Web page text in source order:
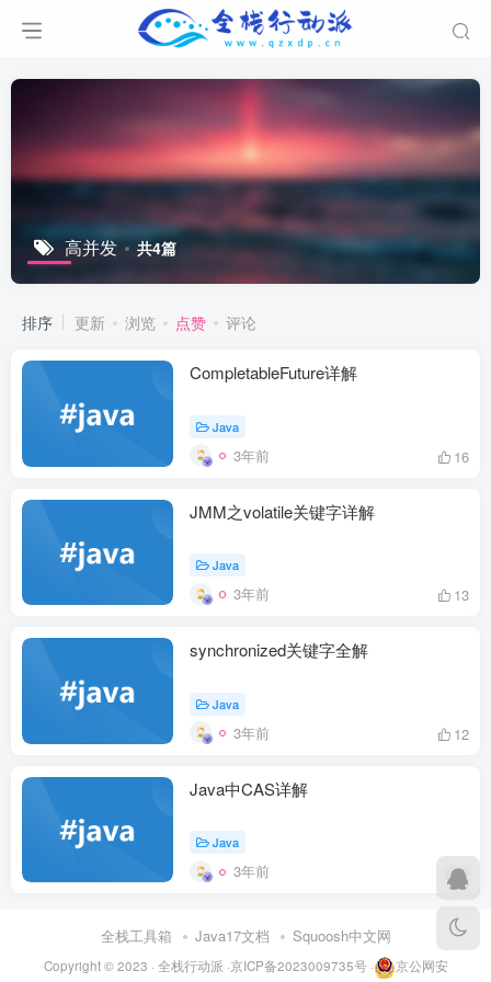
高并发 共4篇
排序 更新 浏览 点赞 评论
CompletableFuture详解
Java
3年前 16
JMM之volatile关键字详解
Java
3年前 13
synchronized关键字全解
Java
3年前 12
Java中CAS详解
Java
3年前 9
全栈工具箱 Java17文档 Squoosh中文网
Copyright © 2023 · 全栈行动派 ·京ICP备2023009735号·
京公网安